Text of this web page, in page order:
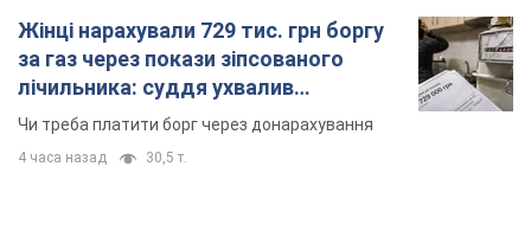
Жінці нарахували 729 тис. грн боргу
за газ через покази зіпсованого
лічильника: суддя ухвалив
неочікуване рішення
Чи треба платити борг через донарахування
4 часа назад 30,5 т.